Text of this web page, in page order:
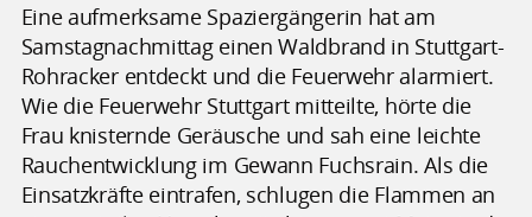
Eine aufmerksame Spaziergängerin hat am
Samstagnachmittag einen Waldbrand in Stuttgart-
Rohracker entdeckt und die Feuerwehr alarmiert.
Wie die Feuerwehr Stuttgart mitteilte, hörte die
Frau knisternde Geräusche und sah eine leichte
Rauchentwicklung im Gewann Fuchsrain. Als die
Einsatzkräfte eintrafen, schlugen die Flammen an